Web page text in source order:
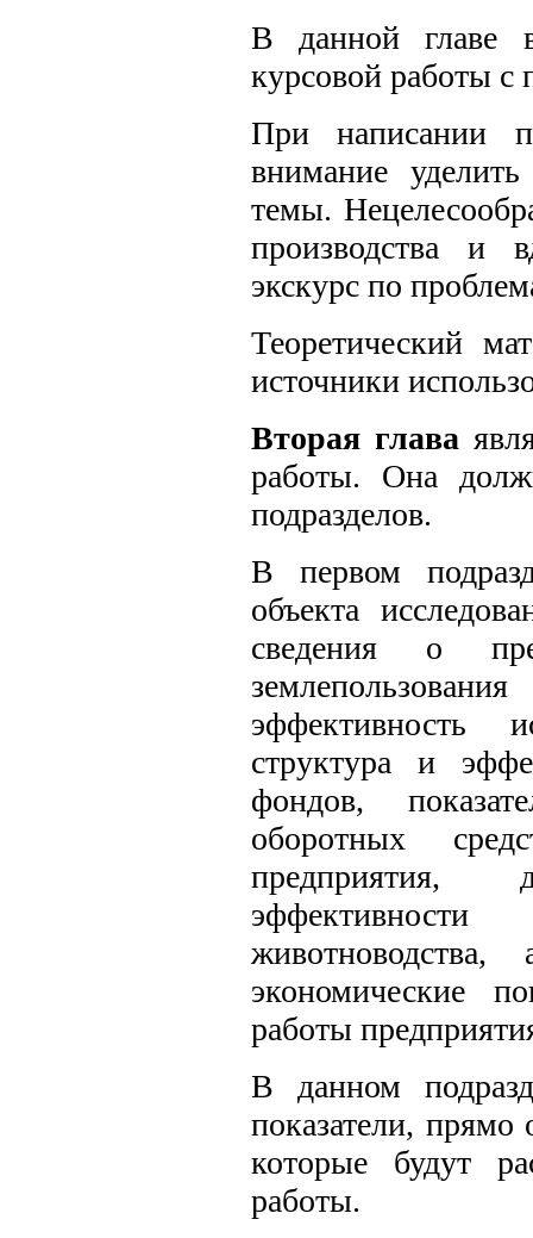
В данной главе
курсовой работы с
При написании
внимание
темы.
производства и
экскурс по
Теоретический
источники
Вторая глава
работы. Она
подразделов.
В первом
объекта
сведения о
эффективность
структура и
фондов,
оборотных
предприятия,
экономические
работы
В данном
показатели,
которые будут
работы.